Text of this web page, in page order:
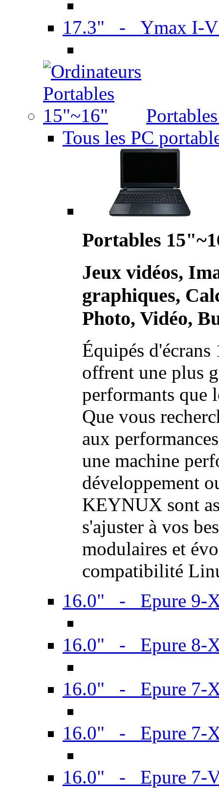
17.3" - Ymax I-
Tous les PC
Portables
Jeux vidéos,
graphiques,
Photo, Vidéo,
Équipés
offrent une plus
performants que
Que vous
aux
une machine
développement
KEYNUX sont
s'ajuster à vos
modulaires et
compatibilité
16.0" - Epure 9-
16.0" - Epure 8-
16.0" - Epure 7-
16.0" - Epure 7-
16.0" - Epure 7-